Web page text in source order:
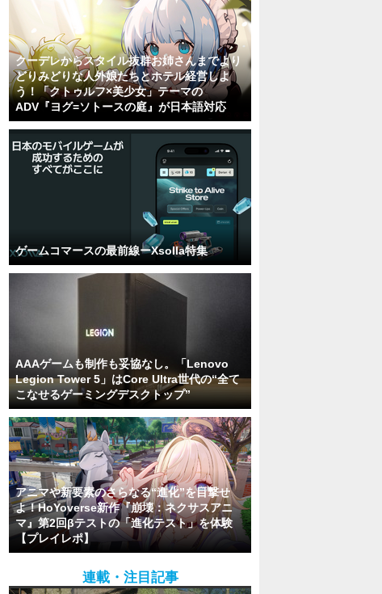
クーデレからスタイル抜群お姉さんまでより
どりみどりな人外娘たちとホテル経営しよ
う！「クトゥルフ×美少女」テーマの
ADV『ヨグ=ソトースの庭』が日本語対応
ゲームコマースの最前線ーXsolla特集
AAAゲームも制作も妥協なし。「Lenovo
Legion Tower 5」はCore Ultra世代の“全て
こなせるゲーミングデスクトップ”
アニマや新要素のさらなる“進化”を目撃せ
よ！HoYoverse新作『崩壊：ネクサスアニ
マ』第2回βテストの「進化テスト」を体験
【プレイレポ】
連載・注目記事